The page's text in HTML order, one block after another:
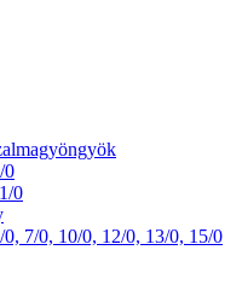
0
0
0, 7/0, 10/0, 12/0, 13/0, 15/0